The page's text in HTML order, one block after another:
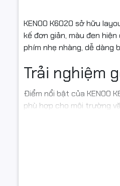
KENOO K6020 sở hữu
kế đơn giản, màu đen
phím nhẹ nhàng, dễ dàng
Trải nghiệm
Điểm nổi bật của KENOO
phù hợp cho môi trường
tróc hoặc phai màu sau